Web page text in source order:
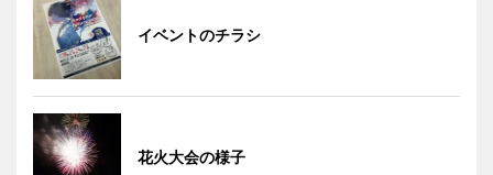
イベントのチラシ
花火大会の様子